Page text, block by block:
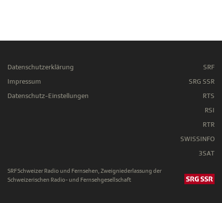
Datenschutzerklärung
Impressum
Datenschutz-Einstellungen
SRF
SRG SSR
RTS
RSI
RTR
SWISSINFO
3SAT
SRF Schweizer Radio und Fernsehen, Zweigniederlassung der
Schweizerischen Radio- und Fernsehgesellschaft